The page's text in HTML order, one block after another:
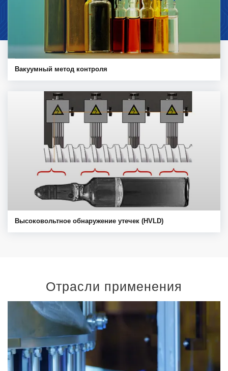
Вакуумный метод контроля
Высоковольтное обнаружение утечек (HVLD)
Отрасли применения